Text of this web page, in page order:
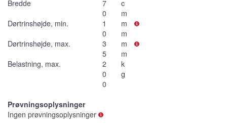
Bredde
7
0
c
m
Dørtrinshøjde, min.
1
0
m
m
Dørtrinshøjde, max.
3
5
m
m
Belastning, max.
2
0
0
k
g
Prøvningsoplysninger
Ingen prøvningsoplysninger